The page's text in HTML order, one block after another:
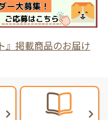
』掲載商品のお届け